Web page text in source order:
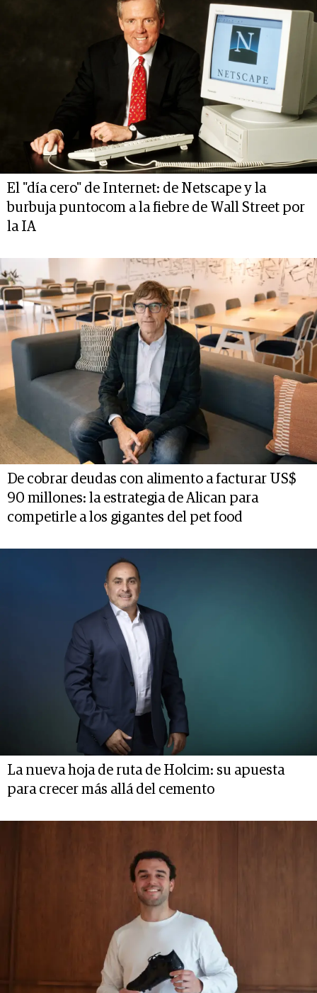
El "día cero" de Internet: de Netscape y la
burbuja puntocom a la fiebre de Wall Street por
la IA
De cobrar deudas con alimento a facturar US$
90 millones: la estrategia de Alican para
competirle a los gigantes del pet food
La nueva hoja de ruta de Holcim: su apuesta
para crecer más allá del cemento